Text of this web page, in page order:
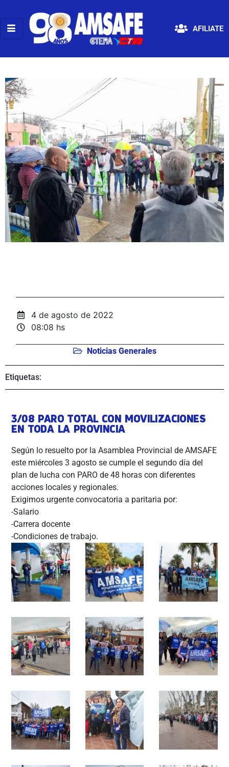
AFILIATE
4 de agosto de 2022
08:08 hs
Noticias Generales
Etiquetas:
3/08 PARO TOTAL CON MOVILIZACIONES
EN TODA LA PROVINCIA
Según lo resuelto por la Asamblea Provincial de AMSAFE
este miércoles 3 agosto se cumple el segundo día del
plan de lucha con PARO de 48 horas con diferentes
acciones locales y regionales.
Exigimos urgente convocatoria a paritaria por:
-Salario
-Carrera docente
-Condiciones de trabajo.